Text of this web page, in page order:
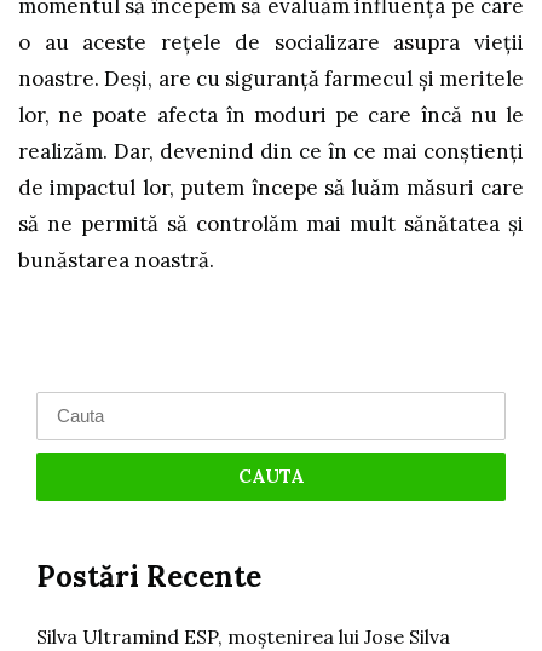
momentul să începem să evaluăm influența pe care
o au aceste rețele de socializare asupra vieții
noastre. Deși, are cu siguranță farmecul și meritele
lor, ne poate afecta în moduri pe care încă nu le
realizăm. Dar, devenind din ce în ce mai conștienți
de impactul lor, putem începe să luăm măsuri care
să ne permită să controlăm mai mult sănătatea și
bunăstarea noastră.
for:
Postări Recente
Silva Ultramind ESP, moștenirea lui Jose Silva